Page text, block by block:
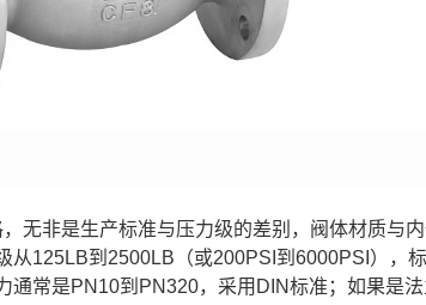
无非是生产标准与压力级的差别，阀体材质与
从125LB到2500LB（或200PSI到6000PSI），
常是PN10到PN320，采用DIN标准；如果是